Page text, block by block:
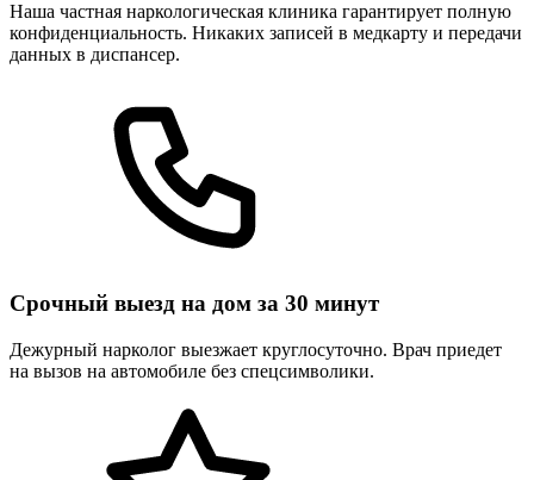
Наша частная наркологическая клиника гарантирует полную
конфиденциальность. Никаких записей в медкарту и передачи
данных в диспансер.
Срочный выезд на дом за 30 минут
Дежурный нарколог выезжает круглосуточно. Врач приедет
на вызов на автомобиле без спецсимволики.